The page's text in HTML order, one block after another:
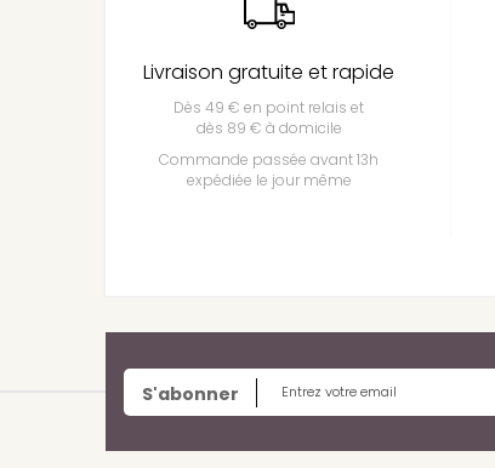
Livraison gratuite et rapide
Dès 49 € en point relais et
dès 89 € à domicile
Commande passée avant 13h
expédiée le jour même
S'abonner